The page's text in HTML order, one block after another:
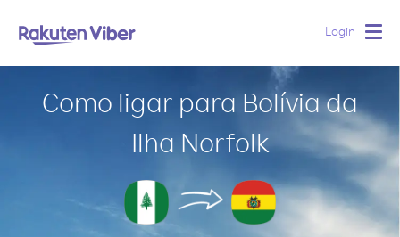
Login
Como ligar para Bolívia da
Ilha Norfolk